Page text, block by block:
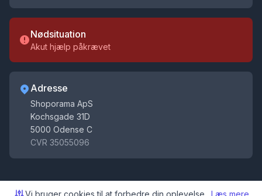
Nødsituation
Akut hjælp påkrævet
Adresse
Shoporama ApS
Kochsgade 31D
5000 Odense C
CVR 35055096
Få tips til din webshop
Modtag e-commerce tips, nyheder og opdateringer
Vi bruger cookies til at forbedre din oplevelse. Læs mere